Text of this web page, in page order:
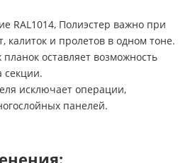
RAL1014, Полиэстер важно при
калиток и пролетов в одном тоне.
оставляет возможность
секции.
исключает операции,
панелей.